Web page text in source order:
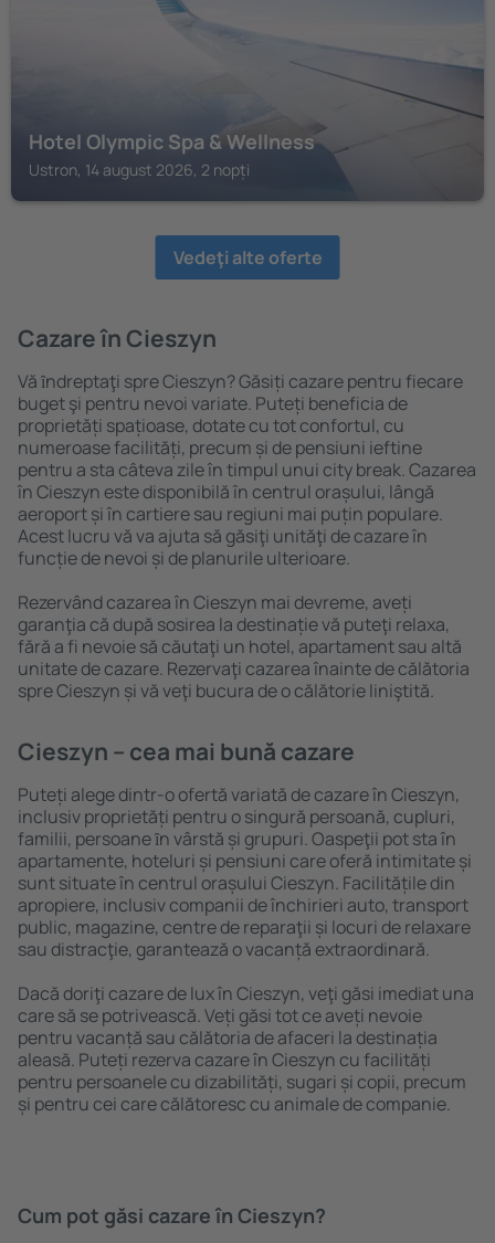
Hotel Olympic Spa & Wellness
Ustron, 14 august 2026, 2 nopți
Vedeţi alte oferte
Cazare în Cieszyn
Vă ȋndreptaţi spre Cieszyn? Găsiți cazare pentru fiecare
buget şi pentru nevoi variate. Puteți beneficia de
proprietăți spațioase, dotate cu tot confortul, cu
numeroase facilități, precum și de pensiuni ieftine
pentru a sta câteva zile în timpul unui city break. Cazarea
în Cieszyn este disponibilă în centrul orașului, lângă
aeroport și în cartiere sau regiuni mai puțin populare.
Acest lucru vă va ajuta să găsiţi unităţi de cazare în
funcție de nevoi și de planurile ulterioare.
Rezervând cazarea în Cieszyn mai devreme, aveți
garanţia că după sosirea la destinație vă puteţi relaxa,
fără a fi nevoie să căutaţi un hotel, apartament sau altă
unitate de cazare. Rezervaţi cazarea înainte de călătoria
spre Cieszyn și vă veţi bucura de o călătorie liniştită.
Cieszyn – cea mai bună cazare
Puteți alege dintr-o ofertă variată de cazare în Cieszyn,
inclusiv proprietăți pentru o singură persoană, cupluri,
familii, persoane ȋn vârstă și grupuri. Oaspeţii pot sta în
apartamente, hoteluri și pensiuni care oferă intimitate și
sunt situate în centrul orașului Cieszyn. Facilitățile din
apropiere, inclusiv companii de închirieri auto, transport
public, magazine, centre de reparaţii și locuri de relaxare
sau distracţie, garantează o vacanță extraordinară.
Dacă doriţi cazare de lux în Cieszyn, veţi găsi imediat una
care să se potrivească. Veți găsi tot ce aveți nevoie
pentru vacanță sau călătoria de afaceri la destinația
aleasă. Puteți rezerva cazare în Cieszyn cu facilități
pentru persoanele cu dizabilități, sugari și copii, precum
și pentru cei care călătoresc cu animale de companie.
Cum pot găsi cazare în Cieszyn?